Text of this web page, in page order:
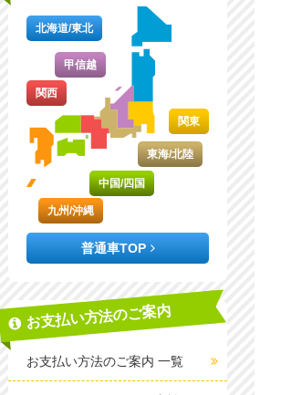
北海道/東北
甲信越
関東
東海/北陸
関西
中国/四国
九州/沖縄
普通車TOP
お支払い方法のご案内
お支払い方法のご案内 一覧